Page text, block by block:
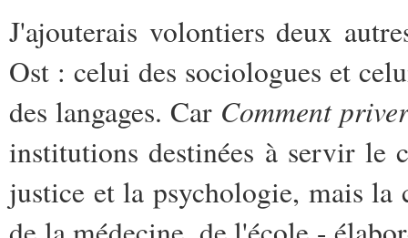
J'ajouterais volontiers deux
Ost : celui des sociologues et
des langages. Car Comment
institutions destinées à servir
justice et la psychologie, mais la